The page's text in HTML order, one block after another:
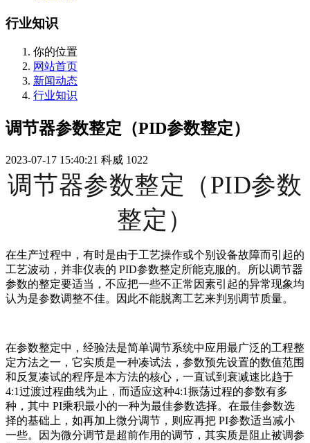
行业知识
你的位置
网站首页
新闻动态
行业知识
调节器参数整定（PID参数整定）
2023-07-17 15:40:21 科威 1022
调节器参数整定（PID参数
整定）
在生产过程中，有时是由于工艺操作或个别设备故障而引起的
工艺波动，并非仪表的 PID参数整定所能克服的。所以调节器
参数的整定要适当，不应把一些不正常因素引起的异常现象均
认为是参数调整不佳。因此不能脱离工艺来判别调节质量。
在参数整定中，经验法是简单调节系统中应用最广泛的工程整
定方法之一，它实质是一种凑试法，参数预先设置的数值范围
和反复凑试的程序是本方法的核心，一直试到衰减速比趋于
4:1过渡过程曲线为止，而适应这种4:1振荡过程的参数有多
种，其中 PI乘积最小的一种为最佳参数选择。在最佳参数选
择的基础上，如再加上微分调节，则应再把 PI参数适当减小
一些。因为微分调节是超前作用的调节，其实质是阻止被调参